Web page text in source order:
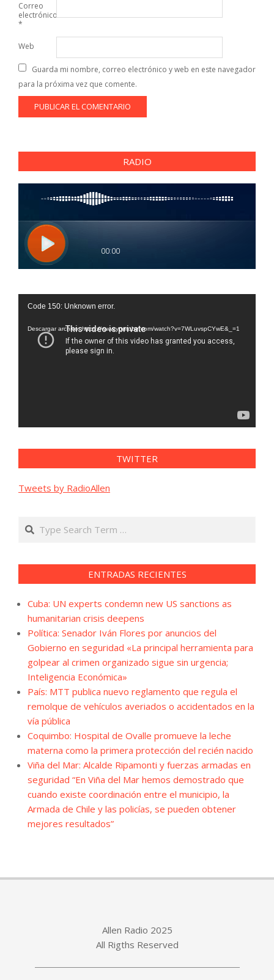
Correo
electrónico
*
Web
Guarda mi nombre, correo electrónico y web en este navegador
para la próxima vez que comente.
RADIO
Reproductor
vídeo
Code 150: Unknown error.
Descargar archivo: https://www.youtube.com/watch?v=7WLuvspCYwE&_=1
TWITTER
Tweets by RadioAllen
Search
ENTRADAS RECIENTES
Cuba: UN experts condemn new US sanctions as
humanitarian crisis deepens
Política: Senador Iván Flores por anuncios del
Gobierno en seguridad «La principal herramienta para
golpear al crimen organizado sigue sin urgencia;
Inteligencia Económica»
País: MTT publica nuevo reglamento que regula el
remolque de vehículos averiados o accidentados en la
vía pública
Coquimbo: Hospital de Ovalle promueve la leche
materna como la primera protección del recién nacido
Viña del Mar: Alcalde Ripamonti y fuerzas armadas en
seguridad “En Viña del Mar hemos demostrado que
cuando existe coordinación entre el municipio, la
Armada de Chile y las policías, se pueden obtener
mejores resultados”
Allen Radio 2025
All Rigths Reserved